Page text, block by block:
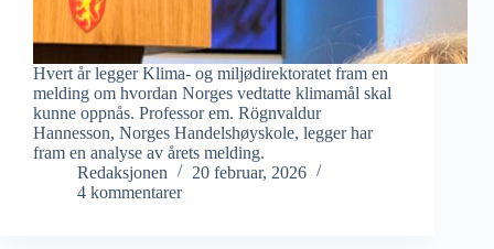
Hvert år legger Klima- og miljødirektoratet fram en
melding om hvordan Norges vedtatte klimamål skal
kunne oppnås. Professor em. Rögnvaldur
Hannesson, Norges Handelshøyskole, legger har
fram en analyse av årets melding.
Redaksjonen
20 februar, 2026
4 kommentarer